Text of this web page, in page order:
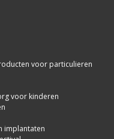
voor particulieren
voor kinderen
implantaten